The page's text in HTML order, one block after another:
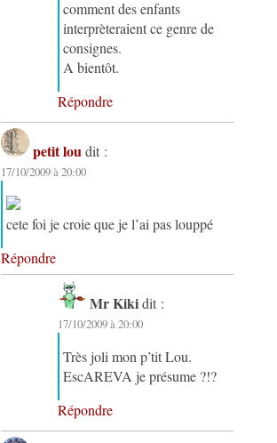
comment des enfants
interprèteraient ce genre de
consignes.
A bientôt.
Répondre
petit lou dit :
17/10/2009 à 20:00
cete foi je croie que je l’ai pas louppé
Répondre
Mr Kiki dit :
17/10/2009 à 20:00
Très joli mon p’tit Lou.
EscAREVA je présume ?!?
Répondre